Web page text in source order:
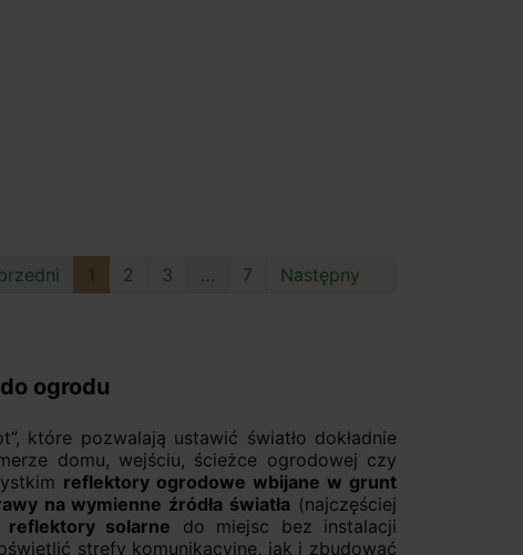
1 2 3 … 7 Następny
ogrodu
które pozwalają ustawić światło dokładnie
domu, wejściu, ścieżce ogrodowej czy
reflektory ogrodowe wbijane w grunt
na wymienne źródła światła (najczęściej
reflektory solarne do miejsc bez instalacji
strefy komunikacyjne, jak i zbudować